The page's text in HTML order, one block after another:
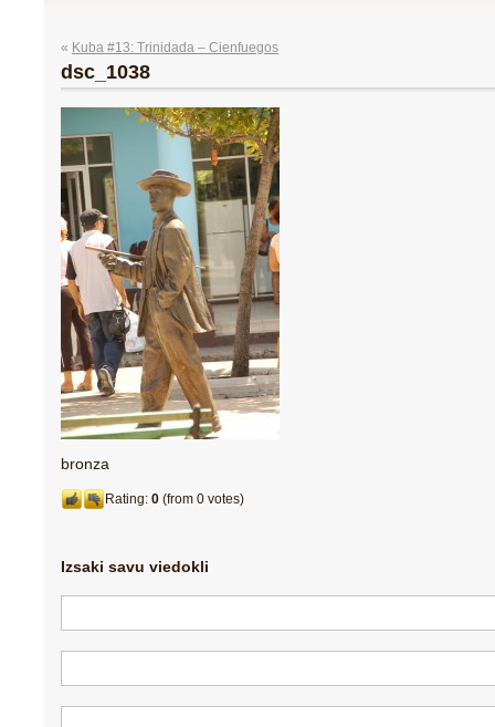
« Kuba #13: Trinidada – Cienfuegos
dsc_1038
bronza
Rating: 0 (from 0 votes)
Izsaki savu viedokli